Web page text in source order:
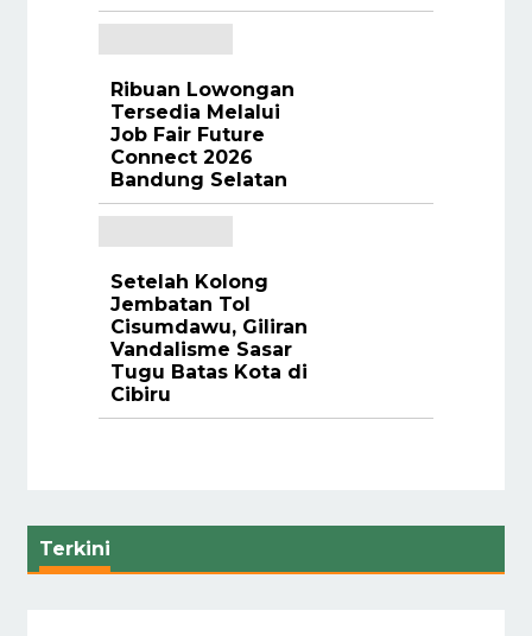
Ribuan Lowongan
Tersedia Melalui
Job Fair Future
Connect 2026
Bandung Selatan
Setelah Kolong
Jembatan Tol
Cisumdawu, Giliran
Vandalisme Sasar
Tugu Batas Kota di
Cibiru
Terkini